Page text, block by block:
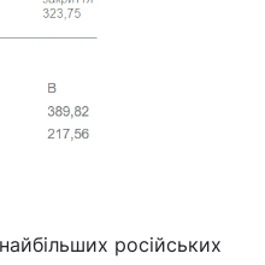
російських